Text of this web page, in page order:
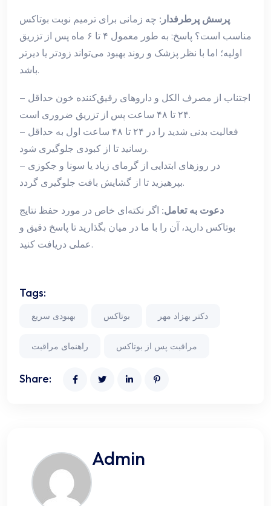
پرسش پرطرفدار: چه زمانی برای ترمیم نوبت بوتاکس
مناسب است؟ پاسخ: به طور معمول ۴ تا ۶ ماه پس از تزریق
اولیه؛ اما با نظر پزشک و روند بهبود می‌تواند زودتر یا دیرتر
باشد.
– اجتناب از مصرف الکل و داروهای رقیق‌کننده خون حداقل
۲۴ تا ۴۸ ساعت پس از تزریق ضروری است.
– فعالیت بدنی شدید را در ۲۴ تا ۴۸ ساعت اول به حداقل
رسانید تا از کبودی جلوگیری شود.
– در روزهای ابتدایی از گرمای زیاد یا سونا و جکوزی
بپرهیزید تا از گشایش بافت جلوگیری گردد.
دعوت به تعامل: اگر نکته‌ای خاص در مورد حفظ نتایج
بوتاکس دارید، آن را با ما در میان بگذارید تا پاسخ دقیق و
عملی دریافت کنید.
Tags:
بهبودی سریع بوتاکس دکتر بهزاد مهر
راهنمای مراقبت مراقبت پس از بوتاکس
Share:
Admin